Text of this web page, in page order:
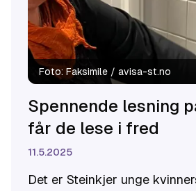
Foto: Faksimile / avisa-st.no
Spennende lesning
får de lese i fred
11.5.2025
Det er Steinkjer unge